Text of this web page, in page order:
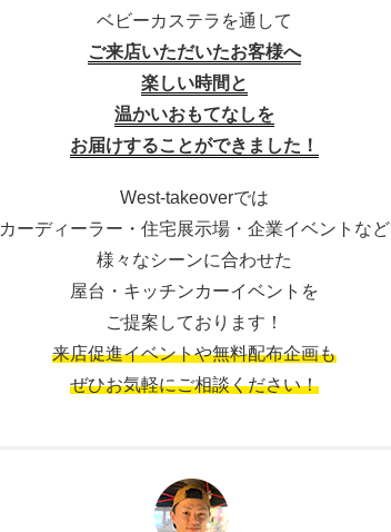
ベビーカステラを通して
ご来店いただいたお客様へ
楽しい時間と
温かいおもてなしを
お届けすることができました！
West-takeoverでは
カーディーラー・住宅展示場・企業イベントなど
様々なシーンに合わせた
屋台・キッチンカーイベントを
ご提案しております！
来店促進イベントや無料配布企画も
ぜひお気軽にご相談ください！